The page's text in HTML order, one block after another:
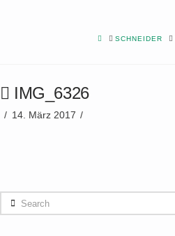
HOMESCHNEIDER
IMG_6326
14. März 2017
Search